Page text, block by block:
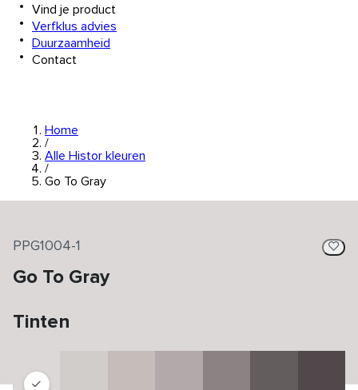
Vind je product
Verfklus advies
Duurzaamheid
Contact
Home
/
Alle Histor kleuren
/
Go To Gray
PPG1004-1
Go To Gray
Tinten